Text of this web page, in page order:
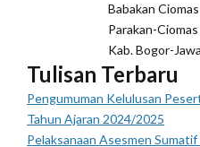
Babakan
Parakan-Ciomas
Kab. Bogor-
Tulisan Terbaru
Pengumuman Kelulusan
Tahun Ajaran 2024/2025
Pelaksanaan Asesmen